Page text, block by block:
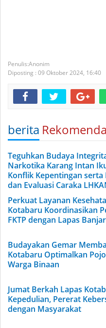
Anonim
Diposting : 09 Oktober 2024, 16:40
berita
Teguhkan Budaya
Narkotika Karang Intan
Konflik Kepentingan
dan Evaluasi Caraka
Perkuat Layanan
Kotabaru Koordinasikan
FKTP dengan Lapas
Budayakan Gemar
Kotabaru Optimalkan
Warga Binaan
Jumat Berkah Lapas
Kepedulian, Pererat
dengan Masyarakat